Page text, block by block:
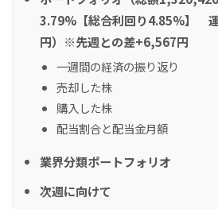
3.79%【総合利回り4.85%】
円）※先週との差+6,567円
一週間の経済の振り返り
売却した株
購入した株
配当割合と配当金月額
業界分類ポートフォリオ
次週に向けて